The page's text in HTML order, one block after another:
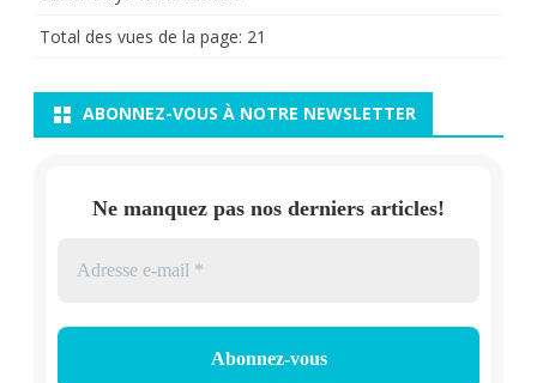
Total des vues de la page: 21
ABONNEZ-VOUS À NOTRE NEWSLETTER
Ne manquez pas nos derniers articles!